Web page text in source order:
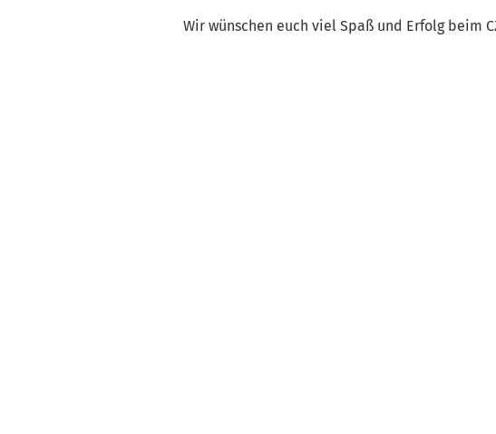
Wir wünschen euch viel Spaß und Erfolg beim